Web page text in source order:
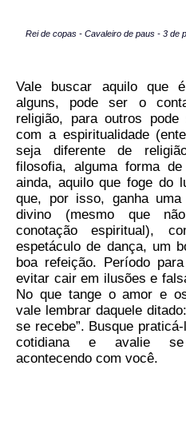
Rei de copas - Cavaleiro de paus - 3 de
Vale buscar aquilo que
alguns, pode ser o
religião, para outros
com a espiritualidade
seja diferente de
filosofia, alguma forma
ainda, aquilo que foge do
que, por isso, ganha uma
divino (mesmo que
conotação espiritual),
espetáculo de dança, um
boa refeição. Período
evitar cair em ilusões e
No que tange o amor e
vale lembrar daquele
se recebe”. Busque
cotidiana e avalie
acontecendo com você.